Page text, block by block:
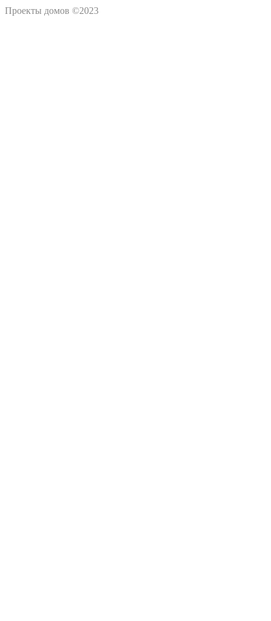
Проекты домов ©2023